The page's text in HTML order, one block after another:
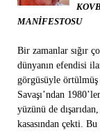
MANİFESTOSU
Bir zamanlar sığır
dünyanın efendisi
görgüsüyle
Savaşı’ndan
yüzünü de
kasasından çekti.